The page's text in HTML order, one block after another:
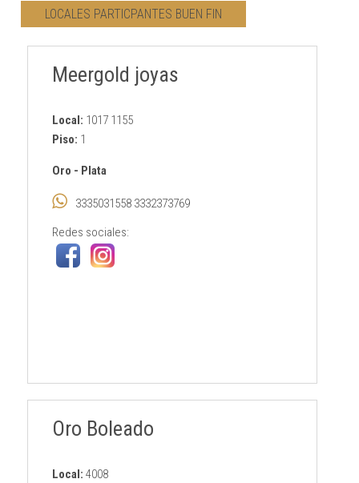
CONTACTO
AVISO PRIVACIDAD
LOCALES PARTICPANTES BUEN FIN
Meergold joyas
Local: 1017 1155
Piso: 1
Oro - Plata
3335031558 3332373769
Redes sociales:
Oro Boleado
Local: 4008